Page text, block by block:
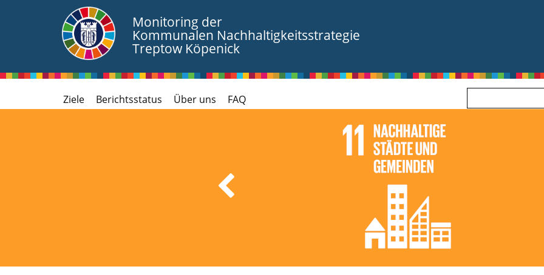
Monitoring der
Kommunalen Nachhaltigkeitsstrategie
Treptow Köpenick
Ziele Berichtsstatus Über uns FAQ